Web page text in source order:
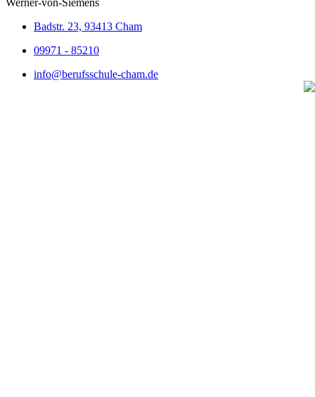
Badstr. 23, 93413 Cham
09971 - 85210
info@berufsschule-cham.de